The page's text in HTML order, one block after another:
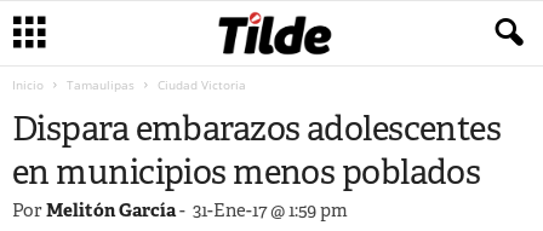
Inicio Tamaulipas Ciudad Victoria
Dispara embarazos adolescentes
en municipios menos poblados
PorMelitón García- 31-Ene-17 @ 1:59 pm